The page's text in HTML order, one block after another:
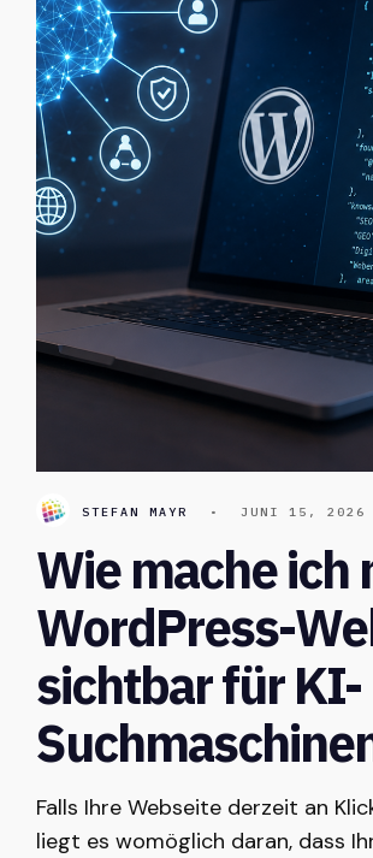
STEFAN MAYR • JUNI 15, 2026
Wie mache ich
WordPress-
sichtbar für KI-
Falls Ihre Webseite derzeit an
liegt es womöglich daran, dass